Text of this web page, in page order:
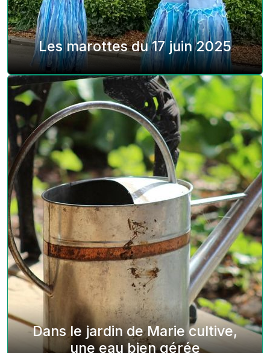
Les marottes du 17 juin 2025
Dans le jardin de Marie cultive,
une eau bien gérée